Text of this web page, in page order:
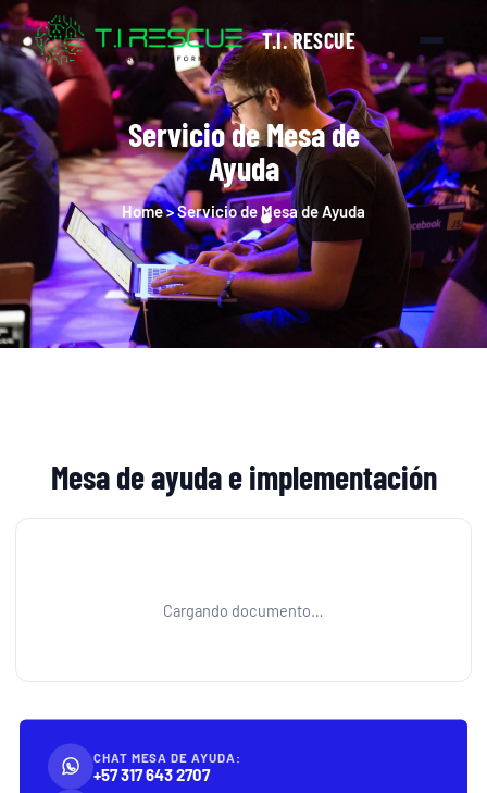
T.I. RESCUE
Servicio de Mesa de
Ayuda
Home > Servicio de Mesa de Ayuda
Mesa de ayuda e implementación
Cargando documento…
CHAT MESA DE AYUDA:
+57 317 643 2707